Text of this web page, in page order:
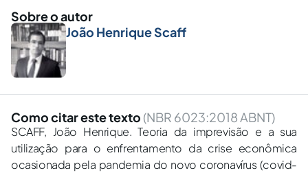
Sobre o autor
João Henrique Scaff
Como citar este texto (NBR 6023:2018 ABNT)
SCAFF, João Henrique. Teoria da imprevisão e a sua
utilização para o enfrentamento da crise econômica
ocasionada pela pandemia do novo coronavírus (covid-